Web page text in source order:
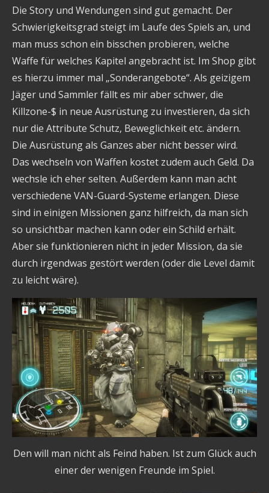
Die Story und Wendungen sind gut gemacht. Der
Schwierigkeitsgrad steigt im Laufe des Spiels an, und
man muss schon ein bisschen probieren, welche
Waffe für welches Kapitel angebracht ist. Im Shop gibt
es hierzu immer mal „Sonderangebote“. Als geizigem
Jäger und Sammler fällt es mir aber schwer, die
Killzone-$ in neue Ausrüstung zu investieren, da sich
nur die Attribute Schutz, Beweglichkeit etc. ändern.
Die Ausrüstung als Ganzes aber nicht besser wird.
Das wechseln von Waffen kostet zudem auch Geld. Da
wechsle ich eher selten. Außerdem kann man acht
verschiedene VAN-Guard-Systeme erlangen. Diese
sind in einigen Missionen ganz hilfreich, da man sich
so unsichtbar machen kann oder ein Schild erhält.
Aber sie funktionieren nicht in jeder Mission, da sie
durch irgendwas gestört werden (oder die Level damit
zu leicht wäre).
Den will man nicht als Feind haben. Ist zum Glück auch
einer der wenigen Freunde im Spiel.